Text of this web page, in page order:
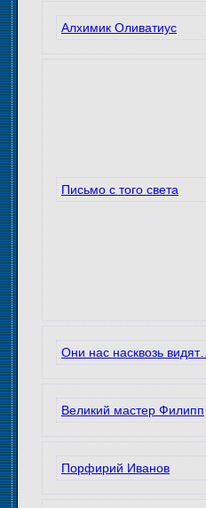
Алхимик Оливатиус
Письмо с того света
Они нас насквозь видят…
Великий мастер Филипп
Порфирий Иванов